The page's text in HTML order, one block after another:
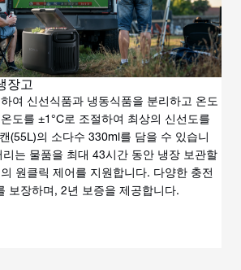
장고
여 신선식품과 냉동식품을 분리하고 온도
도를 ±1°C로 조절하여 최상의 신선도를
(55L)의 소다수 330ml를 담을 수 있습니
는 물품을 최대 43시간 동안 냉장 보관할
원클릭 제어를 지원합니다. 다양한 충전
보장하며, 2년 보증을 제공합니다.